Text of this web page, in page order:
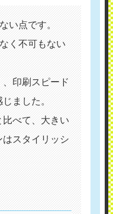
い点です。
く不可もない
印刷スピード
ました。
べて、大きい
スタイリッシ